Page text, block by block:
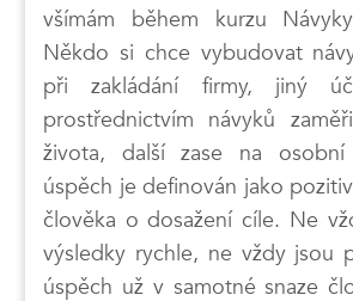
všímám během kurzu
Někdo si chce vybudovat
při zakládání firmy, jiný
prostřednictvím návyků
života, další zase na
úspěch je definován jako
člověka o dosažení cíle. Ne
výsledky rychle, ne vždy jsou
úspěch už v samotné snaze